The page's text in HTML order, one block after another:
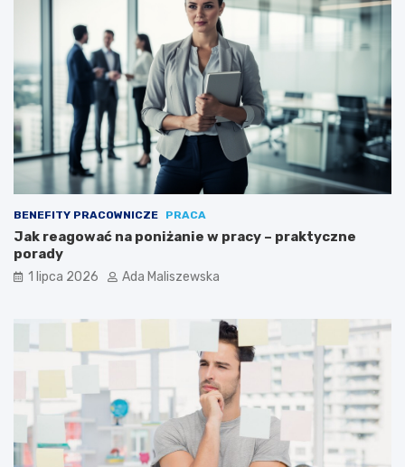
BENEFITY PRACOWNICZE PRACA
Jak reagować na poniżanie w pracy – praktyczne
porady
1 lipca 2026 Ada Maliszewska